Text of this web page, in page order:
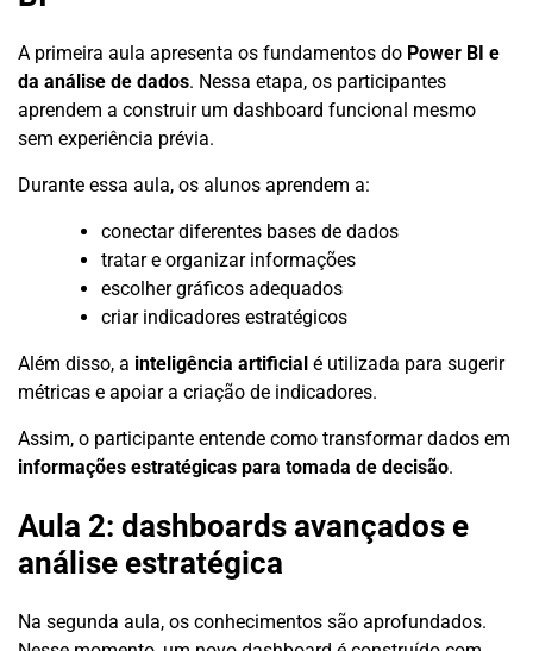
A primeira aula apresenta os fundamentos do Power BI e
da análise de dados. Nessa etapa, os participantes
aprendem a construir um dashboard funcional mesmo
sem experiência prévia.
Durante essa aula, os alunos aprendem a:
conectar diferentes bases de dados
tratar e organizar informações
escolher gráficos adequados
criar indicadores estratégicos
Além disso, a inteligência artificial é utilizada para sugerir
métricas e apoiar a criação de indicadores.
Assim, o participante entende como transformar dados em
informações estratégicas para tomada de decisão.
Aula 2: dashboards avançados e
análise estratégica
Na segunda aula, os conhecimentos são aprofundados.